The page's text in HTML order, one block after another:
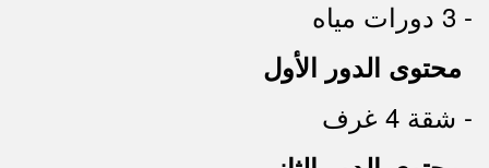
- 3 دورات مياه
محتوى الدور الأول
- شقة 4 غرف